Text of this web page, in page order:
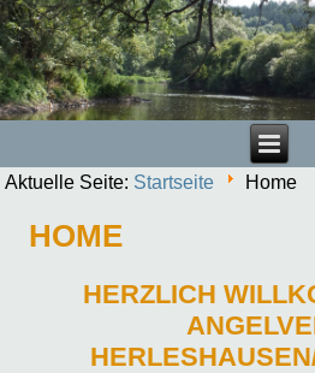
Aktuelle Seite: Startseite Home
HOME
HERZLICH